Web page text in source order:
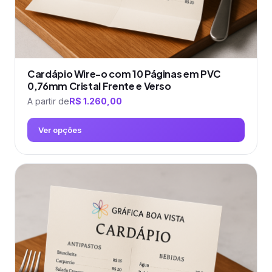
produto
Cardápio Wire-o com 10 Páginas em PVC
0,76mm Cristal Frente e Verso
A partir deR$ 1.260,00
Ver opções
Este
produto
As
opções
podem